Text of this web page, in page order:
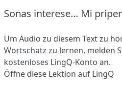
Sonas interese… Mi
Um Audio zu diesem Text zu
Wortschatz zu lernen, melden
kostenloses LingQ-Konto an.
Öffne diese Lektion auf LingQ